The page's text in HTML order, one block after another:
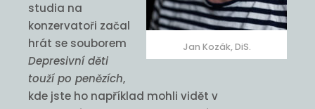
Jan Kozák, DiS.
studia na
konzervatoři začal
hrát se souborem
Depresivní děti
touží po penězích,
kde jste ho například mohli vidět v